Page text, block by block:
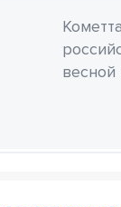
весной